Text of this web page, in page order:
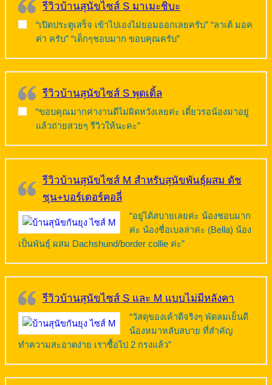
รีวิวบ้านสุนัขไซส์ S มาเมะชิบะ
“เปิดประตูเสร็จ เข้าไปเองไม่ยอมออกเลยครับ” “ลาเต้ มอค
ค่า ครับ” “เด็กๆชอบมาก ขอบคุณครับ”
รีวิวบ้านสุนัขไซส์ S พุดเดิ้ล
“ขอบคุณมากค่างานดีไม่ผิดหวังเลยค่ะ เดี๋ยวรอน้องมาอยู่
แล้วถ่ายสวยๆ รีวิวให้นะคะ”
รีวิวบ้านสุนัขไซส์ M สำหรับสุนัขพันธุ์ผสม ดัช
ชุน+บอร์เดอร์คอลี่
“อยู่ได้สบายเลยค่ะ น้องชอบมาก
ค่ะ น้องชื่อเบลล่าค่ะ (Bella) น้อง
เป็นพันธุ์ ผสม Dachshund/border collie ค่ะ”
รีวิวบ้านสุนัขไซส์ S และ M แบบไม่มีหลังคา
“วัสดุของเค้าดีจริงๆ พัดลมเย็นดี
น้องหมาหลับสบาย ที่สำคัญ
ทำความสะอาดง่าย เราซื้อไป 2 กรงแล้ว”